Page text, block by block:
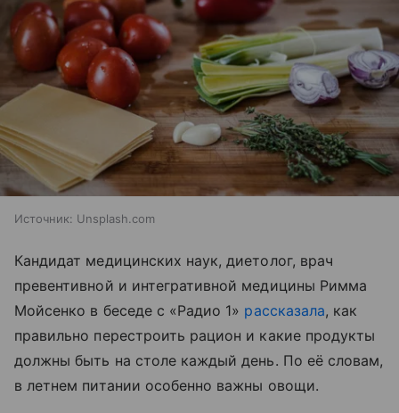
Источник: Unsplash.com
Кандидат медицинских наук, диетолог, врач
превентивной и интегративной медицины Римма
Мойсенко в беседе с «Радио 1» рассказала, как
правильно перестроить рацион и какие продукты
должны быть на столе каждый день. По её словам,
в летнем питании особенно важны овощи.